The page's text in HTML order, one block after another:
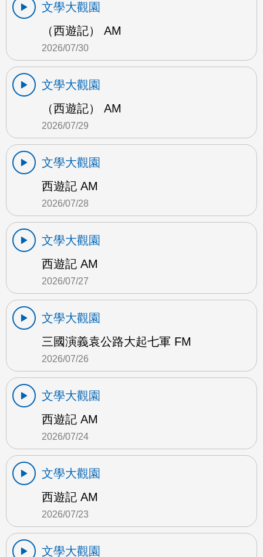
文學大觀園
（西遊記） AM
2026/07/30
文學大觀園
（西遊記） AM
2026/07/29
文學大觀園
西遊記 AM
2026/07/28
文學大觀園
西遊記 AM
2026/07/27
文學大觀園
三國演義袁公路大起七軍 FM
2026/07/26
文學大觀園
西遊記 AM
2026/07/24
文學大觀園
西遊記 AM
2026/07/23
文學大觀園